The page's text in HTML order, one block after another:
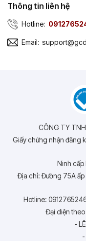
Thông tin liên hệ
Hotline:
Email:
CÔNG TY
Giấy chứng nhận đăng
Ninh
Địa chỉ: Đường 75A ấp
Hotline:
Đại diện
-
-